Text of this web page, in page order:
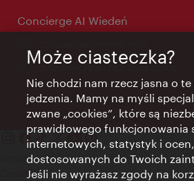
Concierge AI Wiedeń
Informacje przez całą dobę
Kontakt
Credits
Może ciasteczka?
Nie chodzi nam rzecz jasna o
jedzenia. Mamy na myśli
zwane „cookies”, które są
prawidłowego funkcjonowania
internetowych, statystyk i
dostosowanych do Twoich
Jeśli nie wyrażasz zgody na